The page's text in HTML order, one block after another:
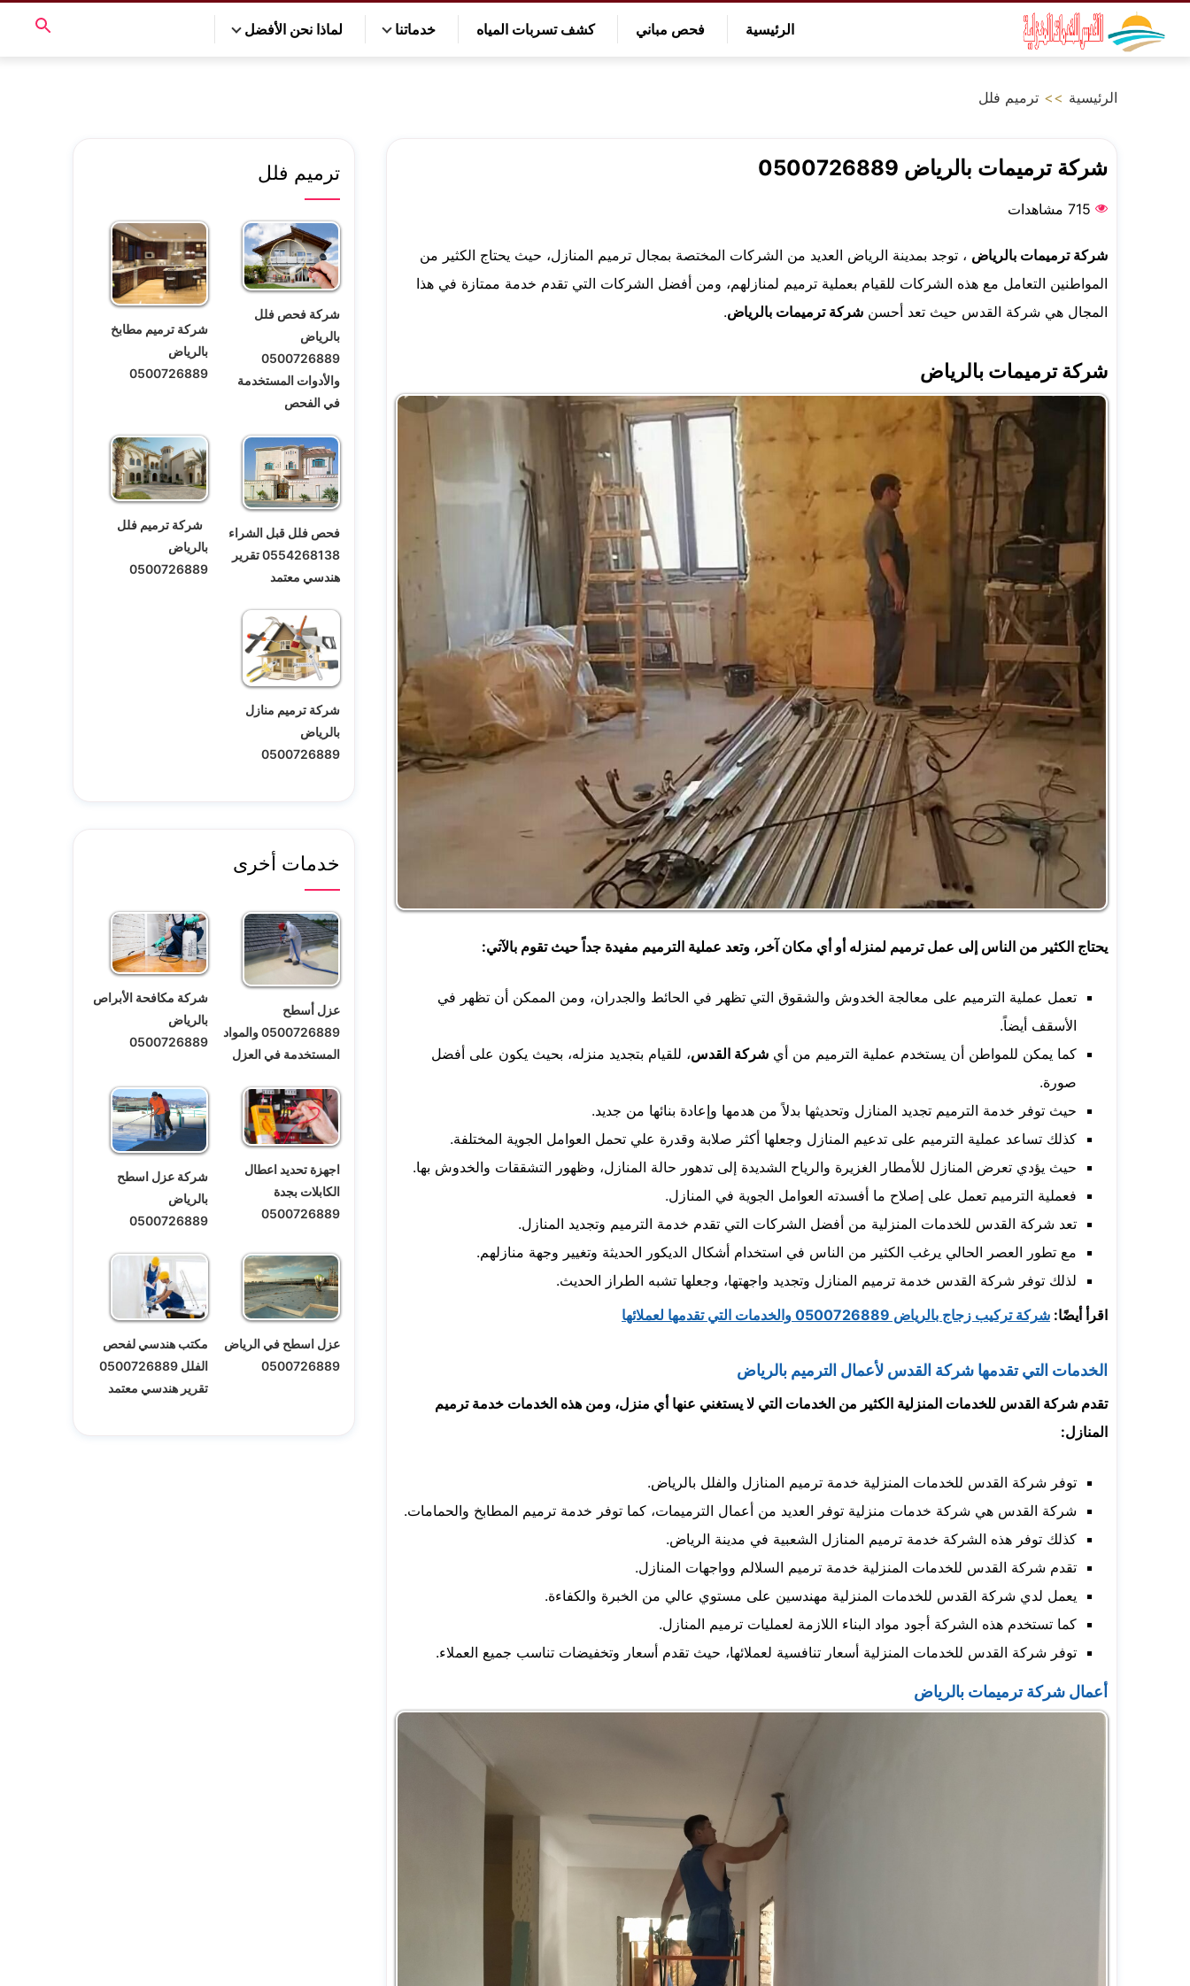
الرئيسية فحص مباني كشف تسربات المياه خدماتنا لماذا نحن الأفضل
الرئيسية >> ترميم فلل
شركة ترميمات بالرياض 0500726889
715 مشاهدات
شركة ترميمات بالرياض ، توجد بمدينة الرياض العديد من الشركات المختصة بمجال ترميم المنازل، حيث يحتاج الكثير من
المواطنين التعامل مع هذه الشركات للقيام بعملية ترميم لمنازلهم، ومن أفضل الشركات التي تقدم خدمة ممتازة في هذا
المجال هي شركة القدس حيث تعد أحسن شركة ترميمات بالرياض.
شركة ترميمات بالرياض
يحتاج الكثير من الناس إلى عمل ترميم لمنزله أو أي مكان آخر، وتعد عملية الترميم مفيدة جداً حيث تقوم بالآتي:
تعمل عملية الترميم على معالجة الخدوش والشقوق التي تظهر في الحائط والجدران، ومن الممكن أن تظهر في
الأسقف أيضاً.
كما يمكن للمواطن أن يستخدم عملية الترميم من أي شركة القدس، للقيام بتجديد منزله، بحيث يكون على أفضل
صورة.
حيث توفر خدمة الترميم تجديد المنازل وتحديثها بدلاً من هدمها وإعادة بنائها من جديد.
كذلك تساعد عملية الترميم على تدعيم المنازل وجعلها أكثر صلابة وقدرة علي تحمل العوامل الجوية المختلفة.
حيث يؤدي تعرض المنازل للأمطار الغزيرة والرياح الشديدة إلى تدهور حالة المنازل، وظهور التشققات والخدوش بها.
فعملية الترميم تعمل على إصلاح ما أفسدته العوامل الجوية في المنازل.
تعد شركة القدس للخدمات المنزلية من أفضل الشركات التي تقدم خدمة الترميم وتجديد المنازل.
مع تطور العصر الحالي يرغب الكثير من الناس في استخدام أشكال الديكور الحديثة وتغيير وجهة منازلهم.
لذلك توفر شركة القدس خدمة ترميم المنازل وتجديد واجهتها، وجعلها تشبه الطراز الحديث.
اقرأ أيضًا: شركة تركيب زجاج بالرياض 0500726889 والخدمات التي تقدمها لعملائها
الخدمات التي تقدمها شركة القدس لأعمال الترميم بالرياض
تقدم شركة القدس للخدمات المنزلية الكثير من الخدمات التي لا يستغني عنها أي منزل، ومن هذه الخدمات خدمة ترميم
المنازل:
توفر شركة القدس للخدمات المنزلية خدمة ترميم المنازل والفلل بالرياض.
شركة القدس هي شركة خدمات منزلية توفر العديد من أعمال الترميمات، كما توفر خدمة ترميم المطابخ والحمامات.
كذلك توفر هذه الشركة خدمة ترميم المنازل الشعبية في مدينة الرياض.
تقدم شركة القدس للخدمات المنزلية خدمة ترميم السلالم وواجهات المنازل.
يعمل لدي شركة القدس للخدمات المنزلية مهندسين على مستوي عالي من الخبرة والكفاءة.
كما تستخدم هذه الشركة أجود مواد البناء اللازمة لعمليات ترميم المنازل.
توفر شركة القدس للخدمات المنزلية أسعار تنافسية لعملائها، حيث تقدم أسعار وتخفيضات تناسب جميع العملاء.
أعمال شركة ترميمات بالرياض
ترميم فلل
شركة فحص فلل
بالرياض
0500726889
والأدوات المستخدمة
في الفحص
شركة ترميم مطابخ
بالرياض
0500726889
فحص فلل قبل الشراء
0554268138 تقرير
هندسي معتمد
شركة ترميم فلل
بالرياض
0500726889
شركة ترميم منازل
بالرياض
0500726889
خدمات أخرى
عزل أسطح
0500726889 والمواد
المستخدمة في العزل
شركة مكافحة الأبراص
بالرياض
0500726889
اجهزة تحديد اعطال
الكابلات بجدة
0500726889
شركة عزل اسطح
بالرياض
0500726889
عزل اسطح في الرياض
0500726889
مكتب هندسي لفحص
الفلل 0500726889
تقرير هندسي معتمد